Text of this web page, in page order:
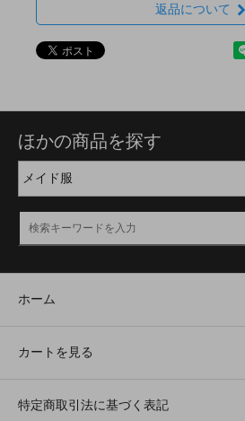
返品について
ほかの商品を探す
ホーム
カートを見る
特定商取引法に基づく表記